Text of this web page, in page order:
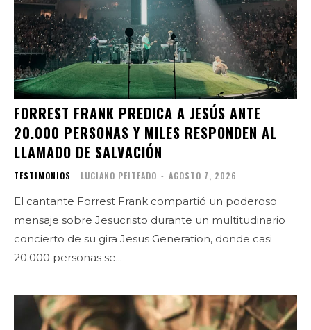
FORREST FRANK PREDICA A JESÚS ANTE
20.000 PERSONAS Y MILES RESPONDEN AL
LLAMADO DE SALVACIÓN
TESTIMONIOS LUCIANO PEITEADO - AGOSTO 7, 2026
El cantante Forrest Frank compartió un poderoso
mensaje sobre Jesucristo durante un multitudinario
concierto de su gira Jesus Generation, donde casi
20.000 personas se...